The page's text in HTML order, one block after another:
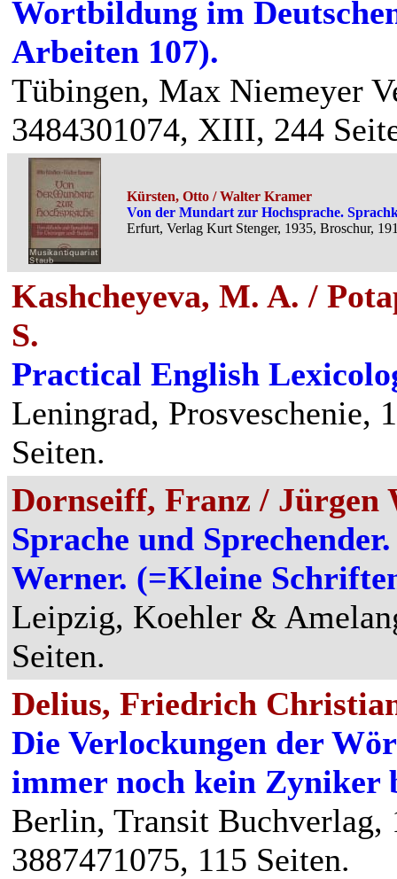
Wortbildung im
Arbeiten 107).
Tübingen, Max Niemeyer
3484301074, XIII, 244
Kürsten, Otto / Walter Kramer
Von der Mundart zur Hochsprache.
Erfurt, Verlag Kurt Stenger, 1935, Broschur,
Kashcheyeva, M. A. /
S.
Practical English
Leningrad, Prosveschenie,
Seiten.
Dornseiff, Franz / Jürgen
Sprache und
Werner. (=Kleine
Leipzig, Koehler &
Seiten.
Delius, Friedrich
Die Verlockungen der
immer noch kein Zyniker
Berlin, Transit Buchverlag,
3887471075, 115 Seiten.